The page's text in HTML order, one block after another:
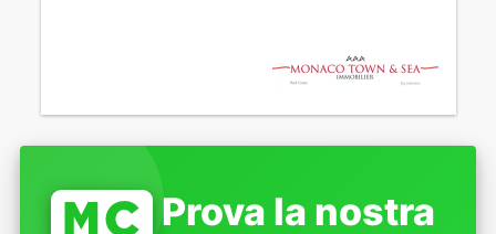
Prova la nostra